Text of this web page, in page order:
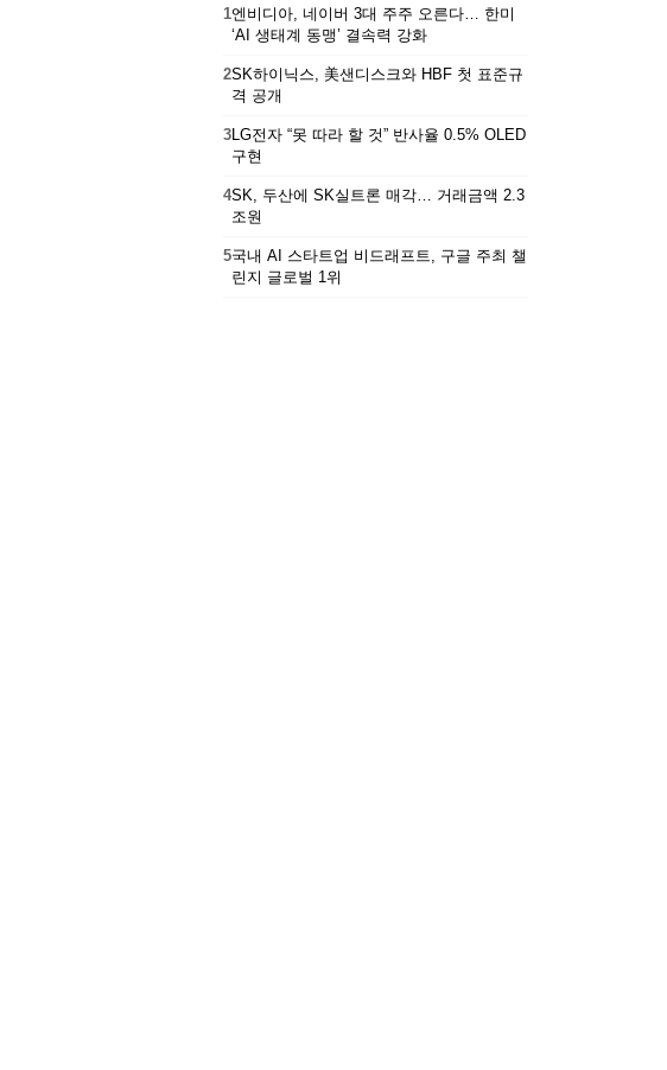
1엔비디아, 네이버 3대 주주 오른다… 한미
‘AI 생태계 동맹’ 결속력 강화
2SK하이닉스, 美샌디스크와 HBF 첫 표준규
격 공개
3LG전자 “못 따라 할 것” 반사율 0.5% OLED
구현
4SK, 두산에 SK실트론 매각… 거래금액 2.3
조원
5국내 AI 스타트업 비드래프트, 구글 주최 챌
린지 글로벌 1위